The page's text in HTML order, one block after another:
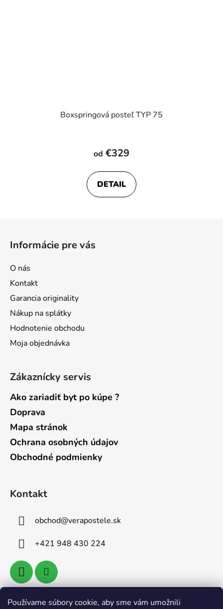
Používame súbory cookie, aby sme vám umožnili
Boxspringová posteľ TYP 75
od €329
DETAIL
Informácie pre vás
O nás
Kontakt
Garancia originality
Nákup na splátky
Hodnotenie obchodu
Moja objednávka
Zákaznícky servis
Ako zariadiť byt po kúpe ?
Doprava
Mapa stránok
Ochrana osobných údajov
Obchodné podmienky
Kontakt
obchod@verapostele.sk
+421 948 430 224